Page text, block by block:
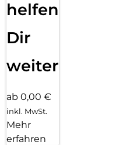
helfen
Dir
weiter
ab 0,00 €
inkl. MwSt.
Mehr
erfahren